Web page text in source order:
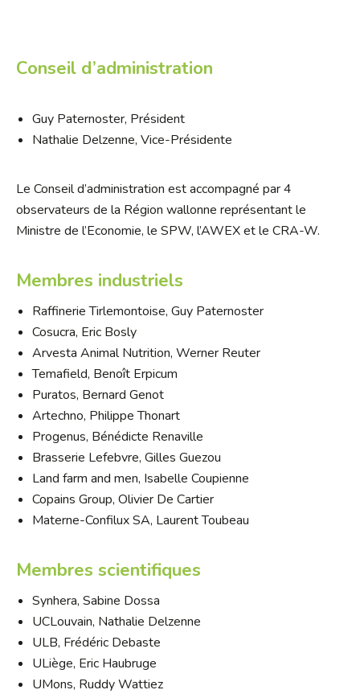
Conseil d’administration
Guy Paternoster, Président
Nathalie Delzenne, Vice-Présidente
Le Conseil d’administration est accompagné par 4
observateurs de la Région wallonne représentant le
Ministre de l’Economie, le SPW, l’AWEX et le CRA-W.
Membres industriels
Raffinerie Tirlemontoise, Guy Paternoster
Cosucra, Eric Bosly
Arvesta Animal Nutrition, Werner Reuter
Temafield, Benoît Erpicum
Puratos, Bernard Genot
Artechno, Philippe Thonart
Progenus, Bénédicte Renaville
Brasserie Lefebvre, Gilles Guezou
Land farm and men, Isabelle Coupienne
Copains Group, Olivier De Cartier
Materne-Confilux SA, Laurent Toubeau
Membres scientifiques
Synhera, Sabine Dossa
UCLouvain, Nathalie Delzenne
ULB, Frédéric Debaste
ULiège, Eric Haubruge
UMons, Ruddy Wattiez